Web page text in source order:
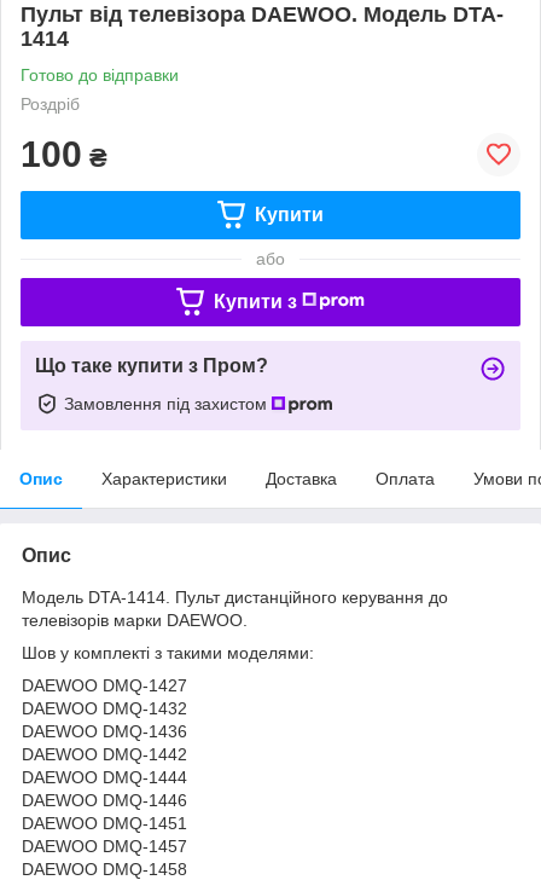
Пульт від телевізора DAEWOO. Модель DTA-
1414
Готово до відправки
Роздріб
100 ₴
Купити
або
Купити з
Що таке купити з Пром?
Замовлення під захистом
Опис Характеристики Доставка Оплата Умови
Опис
Модель DTA-1414. Пульт дистанційного керування до
телевізорів марки DAEWOO.
Шов у комплекті з такими моделями:
DAEWOO DMQ-1427
DAEWOO DMQ-1432
DAEWOO DMQ-1436
DAEWOO DMQ-1442
DAEWOO DMQ-1444
DAEWOO DMQ-1446
DAEWOO DMQ-1451
DAEWOO DMQ-1457
DAEWOO DMQ-1458